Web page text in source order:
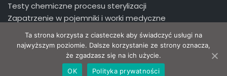
Testy chemiczne procesu sterylizacji
Zapatrzenie w pojemniki i worki medyczne
© PRO-BIS – All rights reserved 2020. Made with
by
Studio Schaffar
Ta strona korzysta z ciasteczek aby świadczyć usługi na
najwyższym poziomie. Dalsze korzystanie ze strony oznacza,
że zgadzasz się na ich użycie.
OK
Polityka prywatności